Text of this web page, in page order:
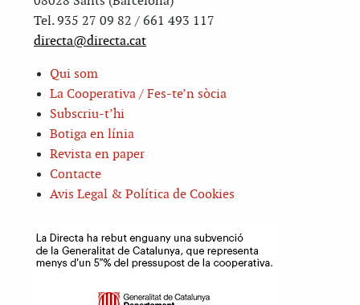
Tel. 935 27 09 82 / 661 493 117
directa@directa.cat
Qui som
La Cooperativa / Fes-te’n sòcia
Subscriu-t’hi
Botiga en línia
Revista en paper
Contacte
Avis Legal & Política de Cookies